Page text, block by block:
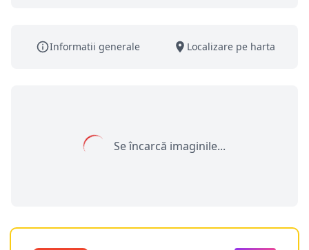
Informatii generale Localizare pe harta
Se încarcă imaginile...